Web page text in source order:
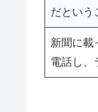
だという
新聞に載
電話し、